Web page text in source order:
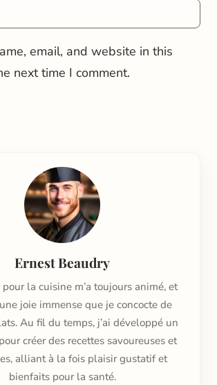
email, and website in this
next time I comment.
Ernest Beaudry
la cuisine m’a toujours animé, et
une joie immense que je concocte de
Au fil du temps, j’ai développé un
créer des recettes savoureuses et
alliant à la fois plaisir gustatif et
bienfaits pour la santé.